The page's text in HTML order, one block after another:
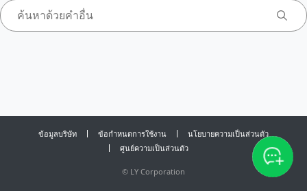
ข้อมูลบริษัท ข้อกำหนดการใช้งาน
นโยบายความเป็นส่วนตัว
ศูนย์ความเป็นส่วนตัว
© LY Corporation